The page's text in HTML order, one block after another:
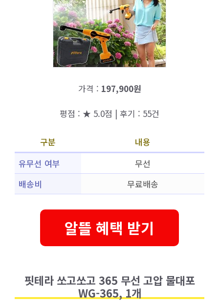
가격 : 197,900원
평점 : ★ 5.0점 | 후기 : 55건
구분
내용
유무선 여부
무선
배송비
무료배송
알뜰 혜택 받기
핏테라 쏘고쏘고 365 무선 고압 물대포
WG-365, 1개